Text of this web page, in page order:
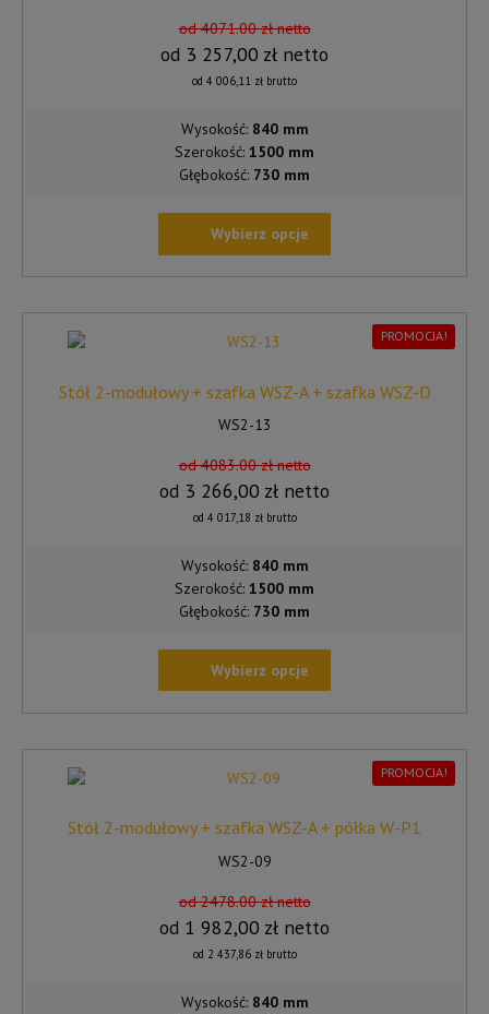
od 4071.00 zł netto
od 3 257,00 zł netto
od 4 006,11 zł brutto
Wysokość: 840 mm
Szerokość: 1500 mm
Głębokość: 730 mm
Wybierz opcje
MA
WIELE
OPCJEStół 2-modułowy + szafka WSZ-A + szafka WSZ-D
WS2-13
PROMOCJA!
od 4083.00 zł netto
od 3 266,00 zł netto
od 4 017,18 złbrutto
Wysokość: 840 mm
Szerokość: 1500 mm
Głębokość: 730 mm
Wybierz opcje
MA
WIELE
OPCJEStół 2-modułowy + szafka WSZ-A + półka W-P1
WS2-09
PROMOCJA!
od 2478.00 zł netto
od 1 982,00 zł netto
od 2 437,86 złbrutto
Wysokość: 840 mm